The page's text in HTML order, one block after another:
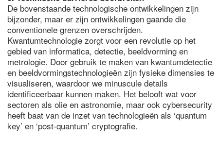
De bovenstaande technologische ontwikkelingen zijn
bijzonder, maar er zijn ontwikkelingen gaande die
conventionele grenzen overschrijden.
Kwantumtechnologie zorgt voor een revolutie op het
gebied van informatica, detectie, beeldvorming en
metrologie. Door gebruik te maken van kwantumdetectie
en beeldvormingstechnologieën zijn fysieke dimensies te
visualiseren, waardoor we minuscule details
identificeerbaar kunnen maken. Het belooft wat voor
sectoren als olie en astronomie, maar ook cybersecurity
heeft baat van de inzet van technologieën als ‘quantum
key’ en ‘post-quantum’ cryptografie.